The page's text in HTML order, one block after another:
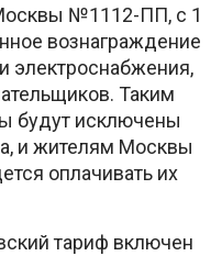
№1112-ПП, с 1
вознаграждение
электроснабжения,
Таким
будут исключены
и жителям Москвы
оплачивать их
тариф включен